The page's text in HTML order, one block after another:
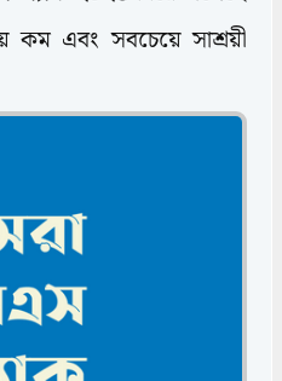
কম এবং সবচেয়ে সাশ্রয়ী